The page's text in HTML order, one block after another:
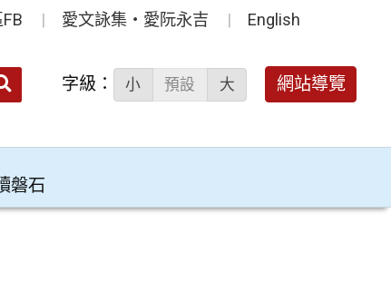
愛文詠集‧愛阮永吉 English
送出 字級： 小 預設 大 網站導覽
磐石